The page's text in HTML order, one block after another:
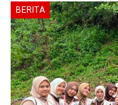
BERITA